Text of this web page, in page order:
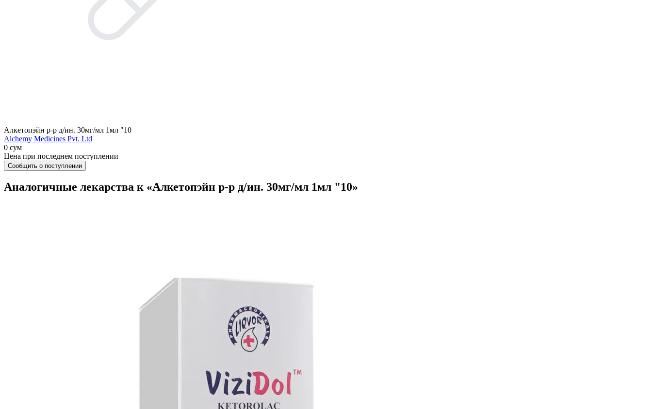
Алкетопэйн р-р д/ин. 30мг/мл 1мл "10
Alchemy Medicines Pvt. Ltd
0 сум
Цена при последнем поступлении
Сообщить о поступлении
Аналогичные лекарства к «Алкетопэйн р-р д/ин. 30мг/мл 1мл "10»